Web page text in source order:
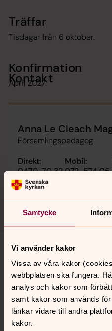
Samtycke
Vi använder kakor
Vissa av våra kakor
webbplatsen ska fungera.
analys och kakor som
samt kakor som används
länkar vidare till andra
kakor.
Träffar
Tisdagar från 6 oktober.
Konfirmation
April 2027.
Kontakt
Anna Le Cleach
Församlingspedagog
Direkt:
0470-70 32
72
Mobil:
072-574 05
E-post:
Senast ändrad 22 juli 2026
Synpunkter eller
innehåll?